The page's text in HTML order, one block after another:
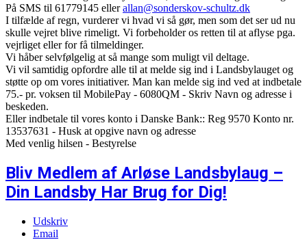
På SMS til 61779145 ellerallan@sonderskov-schultz.dk
I tilfælde af regn, vurderer vi hvad vi så gør, men som det ser ud nu
skulle vejret blive rimeligt. Vi forbeholder os retten til at aflyse pga.
vejrliget eller for få tilmeldinger.
Vi håber selvfølgelig at så mange som muligt vil deltage.
Vi vil samtidig opfordre alle til at melde sig ind i Landsbylauget og
støtte op om vores initiativer. Man kan melde sig ind ved at indbetale
75.- pr. voksen til MobilePay - 6080QM - Skriv Navn og adresse i
beskeden.
Eller indbetale til vores konto i Danske Bank:: Reg 9570 Konto nr.
13537631 - Husk at opgive navn og adresse
Med venlig hilsen - Bestyrelse
Bliv Medlem af Arløse Landsbylaug –
Din Landsby Har Brug for Dig!
Udskriv
Email